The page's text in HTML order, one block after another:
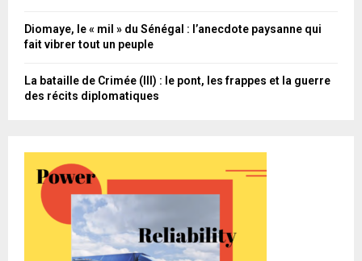
Diomaye, le « mil » du Sénégal : l’anecdote paysanne qui
fait vibrer tout un peuple
La bataille de Crimée (III) : le pont, les frappes et la guerre
des récits diplomatiques